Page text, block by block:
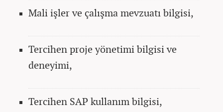
Mali işler ve çalışma mevzuatı bilgisi,
Tercihen proje yönetimi bilgisi ve
deneyimi,
Tercihen SAP kullanım bilgisi,